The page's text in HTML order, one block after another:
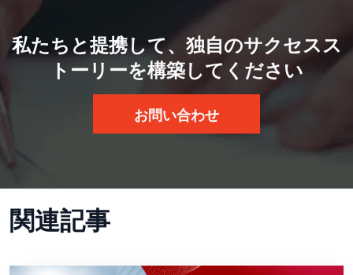
私たちと提携して、独自のサクセスス
トーリーを構築してください
お問い合わせ
関連記事